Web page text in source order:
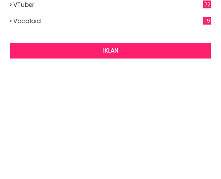
VTuber 72
Vocaloid 19
IKLAN